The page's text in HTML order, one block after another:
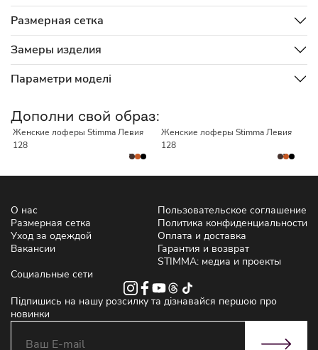
Размерная сетка
Замеры изделия
Параметри моделі
Дополни свой образ:
НЕТ В НАЛИЧИИ
Женские лоферы Stimma Левия
128
Женские лоферы Stimma Левия
128
О нас
Размерная сетка
Уход за одеждой
Вакансии
Пользовательское соглашение
Политика конфиденциальности
Оплата и доставка
Гарантия и возврат
STIMMA: медиа и проекты
Социальные сети
Підпишись на нашу розсилку та дізнавайся першою про
новинки